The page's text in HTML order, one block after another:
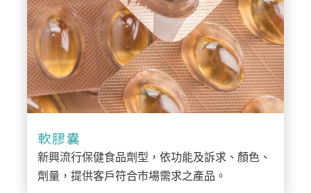
軟膠囊
新興流行保健食品劑型，依功能及訴求、顏色、
劑量，提供客戶符合市場需求之產品。